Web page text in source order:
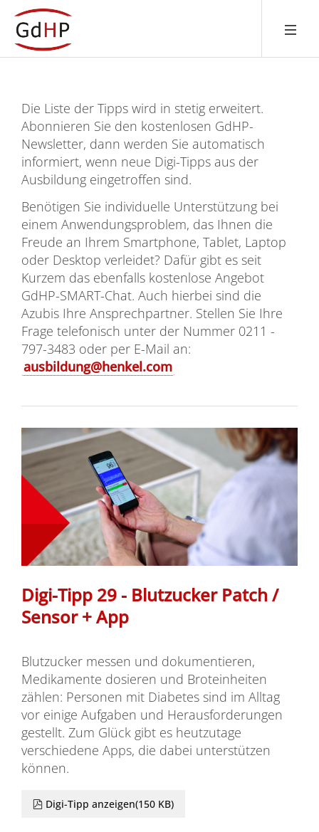
Die Liste der Tipps wird in stetig erweitert.
Abonnieren Sie den kostenlosen GdHP-
Newsletter, dann werden Sie automatisch
informiert, wenn neue Digi-Tipps aus der
Ausbildung eingetroffen sind.
Benötigen Sie individuelle Unterstützung bei
einem Anwendungsproblem, das Ihnen die
Freude an Ihrem Smartphone, Tablet, Laptop
oder Desktop verleidet? Dafür gibt es seit
Kurzem das ebenfalls kostenlose Angebot
GdHP-SMART-Chat. Auch hierbei sind die
Azubis Ihre Ansprechpartner. Stellen Sie Ihre
Frage telefonisch unter der Nummer 0211 -
797-3483 oder per E-Mail an:
ausbildung@henkel.com
Digi-Tipp 29 - Blutzucker Patch /
Sensor + App
Blutzucker messen und dokumentieren,
Medikamente dosieren und Broteinheiten
zählen: Personen mit Diabetes sind im Alltag
vor einige Aufgaben und Herausforderungen
gestellt. Zum Glück gibt es heutzutage
verschiedene Apps, die dabei unterstützen
können.
pdf
Digi-Tipp anzeigen(150 KB)